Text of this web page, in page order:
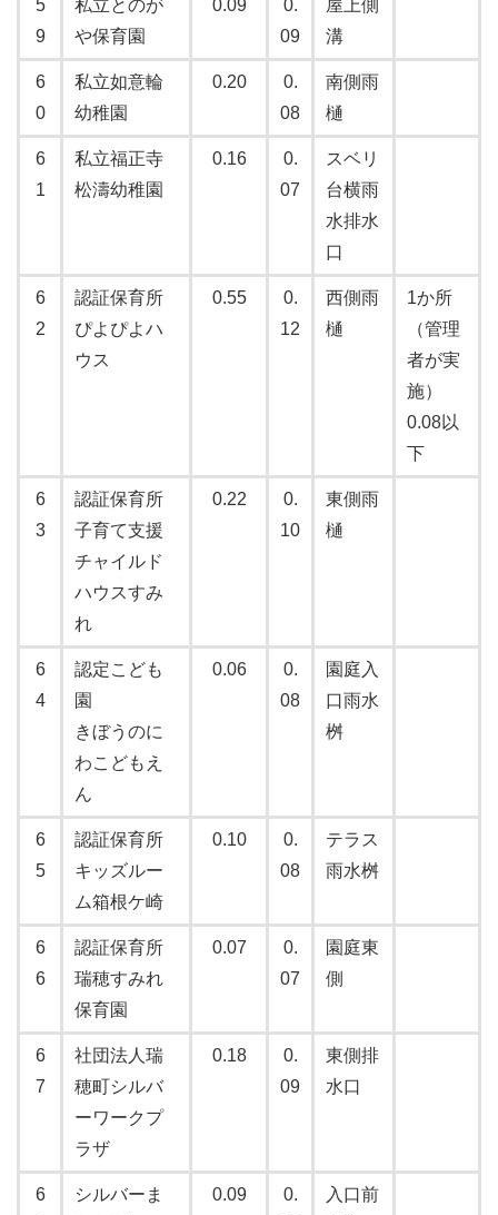
5
9
私立とのが
や保育園
0.09
0.
09
屋上側
溝
6
0
私立如意輪
幼稚園
0.20
0.
08
南側雨
樋
6
1
私立福正寺
松濤幼稚園
0.16
0.
07
スベリ
台横雨
水排水
口
6
2
認証保育所
ぴよぴよハ
ウス
0.55
0.
12
西側雨
樋
1か所
（管理
者が実
施）
0.08以
下
6
3
認証保育所
子育て支援
チャイルド
ハウスすみ
れ
0.22
0.
10
東側雨
樋
6
4
認定こども
園
きぼうのに
わこどもえ
ん
0.06
0.
08
園庭入
口雨水
桝
6
5
認証保育所
キッズルー
ム箱根ケ崎
0.10
0.
08
テラス
雨水桝
6
6
認証保育所
瑞穂すみれ
保育園
0.07
0.
07
園庭東
側
6
7
社団法人瑞
穂町シルバ
ーワークプ
ラザ
0.18
0.
09
東側排
水口
6
シルバーま
0.09
0.
入口前